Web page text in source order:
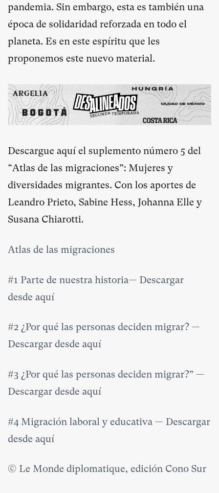
pandemia. Sin embargo, esta es también una
época de solidaridad reforzada en todo el
planeta. Es en este espíritu que les
proponemos este nuevo material.
Descargue aquí el suplemento número 5 del
“Atlas de las migraciones”: Mujeres y
diversidades migrantes. Con los aportes de
Leandro Prieto, Sabine Hess, Johanna Elle y
Susana Chiarotti.
Atlas de las migraciones
#1 Parte de nuestra historia— Descargar
desde aquí
#2 ¿Por qué las personas deciden migrar? —
Descargar desde aquí
#3 ¿Por qué las personas deciden migrar?” —
Descargar desde aquí
#4 Migración laboral y educativa — Descargar
desde aquí
© Le Monde diplomatique, edición Cono Sur